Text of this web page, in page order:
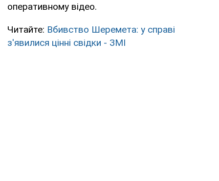
оперативному відео.
Читайте: Вбивство Шеремета: у справі
з'явилися цінні свідки - ЗМІ